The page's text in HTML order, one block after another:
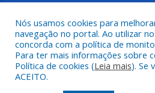
Todos os direitos reservados a
Nós usamos cookies para
navegação no portal. Ao utilizar
concorda com a política de
Para ter mais informações sobre
Política de cookies (Leia mais). Se
ACEITO.